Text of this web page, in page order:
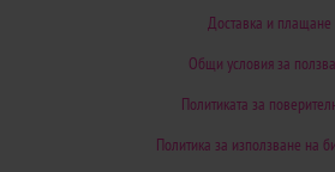
Доставка и плащане
Общи условия за
Политиката за
Политика за използване на